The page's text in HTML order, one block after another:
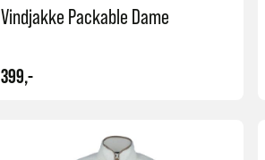
Vindjakke Packable Dame
399,-